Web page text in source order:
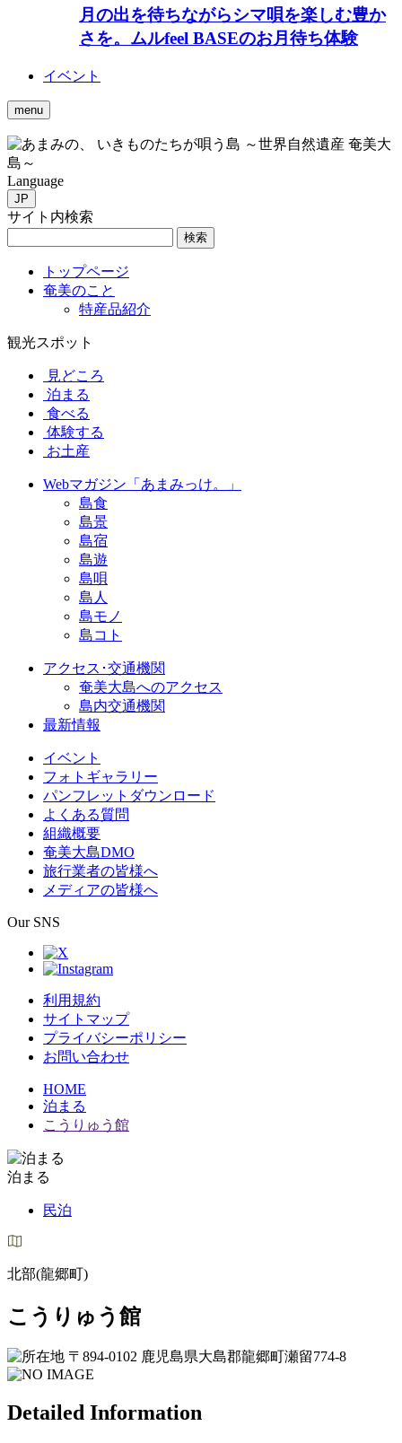
月の出を待ちながらシマ唄を楽しむ豊か
さを。ムルfeel BASEのお月待ち体験
イベント
menu
いきものたちが唄う島 ～世界自然遺産 奄美大
島～
Language
JP
サイト内検索
検索
トップページ
奄美のこと
特産品紹介
観光スポット
見どころ
泊まる
食べる
体験する
お土産
Webマガジン「あまみっけ。」
島食
島景
島宿
島遊
島唄
島人
島モノ
島コト
アクセス･交通機関
奄美大島へのアクセス
島内交通機関
最新情報
イベント
フォトギャラリー
パンフレットダウンロード
よくある質問
組織概要
奄美大島DMO
旅行業者の皆様へ
メディアの皆様へ
Our SNS
利用規約
サイトマップ
プライバシーポリシー
お問い合わせ
HOME
泊まる
こうりゅう館
泊まる
民泊
北部(龍郷町)
こうりゅう館
〒894-0102 鹿児島県大島郡龍郷町瀬留774-8
Detailed Information